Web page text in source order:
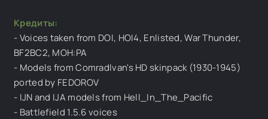
Кредиты:
- Voices taken from DOI, HOI4, Enlisted, War Thunder,
BF2BC2, MOH:PA
- Models from ComradIvan's HD skinpack (1930-1945)
ported by FEDOROV
- IJN and IJA models from Hell_In_The_Pacific
- Battlefield 1.5.6 voices